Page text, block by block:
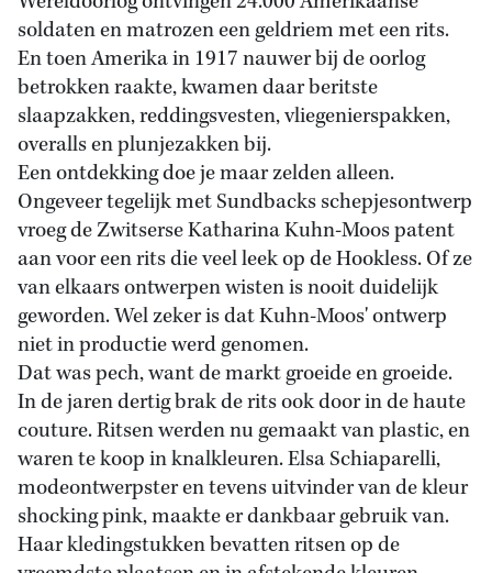
soldaten en matrozen een geldriem met een rits.
En toen Amerika in 1917 nauwer bij de oorlog
betrokken raakte, kwamen daar beritste
slaapzakken, reddingsvesten, vliegenierspakken,
overalls en plunjezakken bij.
Een ontdekking doe je maar zelden alleen.
Ongeveer tegelijk met Sundbacks schepjesontwerp
vroeg de Zwitserse Katharina Kuhn-Moos patent
aan voor een rits die veel leek op de Hookless. Of ze
van elkaars ontwerpen wisten is nooit duidelijk
geworden. Wel zeker is dat Kuhn-Moos' ontwerp
niet in productie werd genomen.
Dat was pech, want de markt groeide en groeide.
In de jaren dertig brak de rits ook door in de haute
couture. Ritsen werden nu gemaakt van plastic, en
waren te koop in knalkleuren. Elsa Schiaparelli,
modeontwerpster en tevens uitvinder van de kleur
shocking pink, maakte er dankbaar gebruik van.
Haar kledingstukken bevatten ritsen op de